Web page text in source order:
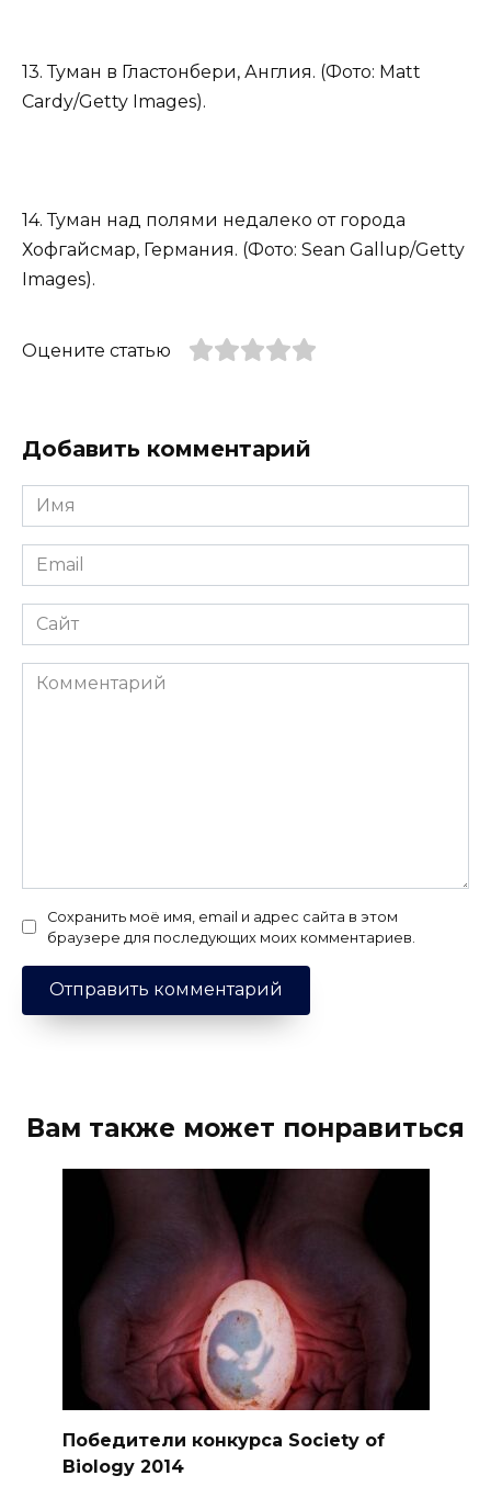
13. Туман в Гластонбери, Англия. (Фото: Matt
Cardy/Getty Images).
14. Туман над полями недалеко от города
Хофгайсмар, Германия. (Фото: Sean Gallup/Getty
Images).
Оцените статью
Добавить комментарий
Имя
*
Email
*
Сайт
Комментарий
Сохранить моё имя, email и адрес сайта в этом
браузере для последующих моих комментариев.
Вам также может понравиться
Победители конкурса Society of
Biology 2014